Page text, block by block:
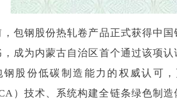
，包钢股份热轧卷产品正式获得中
，成为内蒙古自治区首个通过该项
钢股份低碳制造能力的权威认可
）技术、系统构建全链条绿色制